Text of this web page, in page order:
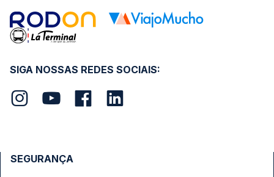
SIGA NOSSAS REDES SOCIAIS:
SEGURANÇA